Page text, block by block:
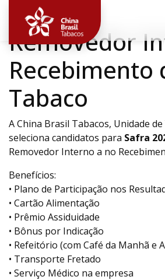
Removedor
Recebimento
Tabaco
A China Brasil Tabacos, Unidade
seleciona candidatos para Safra
Removedor Interno a no
Benefícios:
• Plano de Participação nos
• Cartão Alimentação
• Prêmio Assiduidade
• Bônus por Indicação
• Refeitório (com Café da Manhã e
• Transporte Fretado
• Serviço Médico na empresa